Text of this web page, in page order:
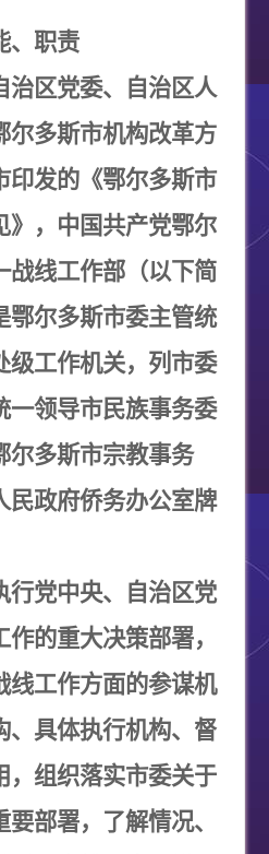
、职责
治区党委、自治区人
尔多斯市机构改革方
印发的《鄂尔多斯市
》，中国共产党鄂尔
战线工作部（以下简
鄂尔多斯市委主管统
级工作机关，列市委
一领导市民族事务委
尔多斯市宗教事务
民政府侨务办公室牌
行党中央、自治区党
的重大决策部署，
线工作方面的参谋机
、具体执行机构、督
，组织落实市委关于
部署，了解情况、